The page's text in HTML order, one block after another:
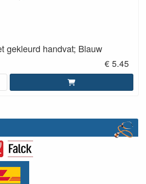
gekleurd handvat; Blauw
€ 5.45